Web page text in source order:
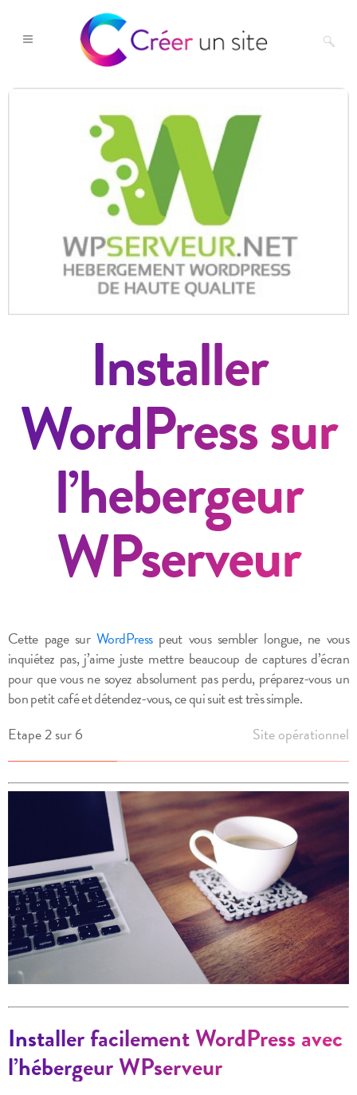
Installer
WordPress sur
l’hebergeur
WPserveur
Cette page surWordPresspeut vous sembler longue, ne vous
inquiétez pas, j’aime juste mettre beaucoup de captures d’écran
pour que vous ne soyez absolument pas perdu, préparez-vous un
bon petit café et détendez-vous, ce qui suit est très simple.
Etape 2 sur 6
Site opérationnel
Installer facilement WordPress avec
l’hébergeur WPserveur